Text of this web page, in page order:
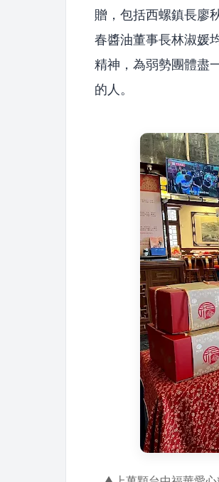
贈，包括西螺鎮長廖
春醬油董事長林淑媛
精神，為弱勢團體盡
的人。